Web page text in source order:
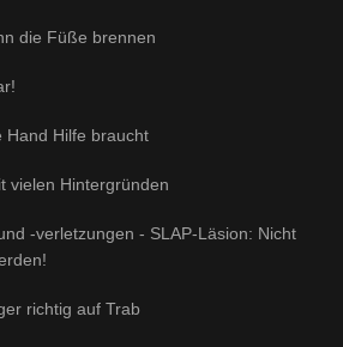
die Füße brennen
Hand Hilfe braucht
vielen Hintergründen
-verletzungen - SLAP-Läsion: Nicht
richtig auf Trab